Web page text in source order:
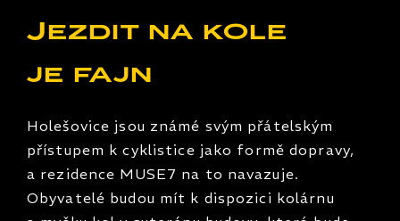
Jezdit na kole
je fajn
Holešovice jsou známé svým přátelským
přístupem k cyklistice jako formě dopravy,
a rezidence MUSE7 na to navazuje.
Obyvatelé budou mít k dispozici kolárnu